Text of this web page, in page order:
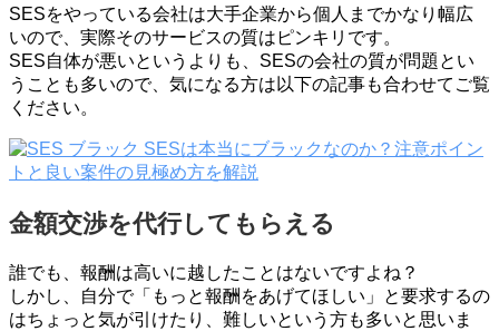
SESをやっている会社は大手企業から個人までかなり幅広
いので、実際そのサービスの質はピンキリです。
SES自体が悪いというよりも、SESの会社の質が問題とい
うことも多いので、気になる方は以下の記事も合わせてご覧
ください。
SESは本当にブラックなのか？注意ポイン
トと良い案件の見極め方を解説
金額交渉を代行してもらえる
誰でも、報酬は高いに越したことはないですよね？
しかし、自分で「もっと報酬をあげてほしい」と要求するの
はちょっと気が引けたり、難しいという方も多いと思いま